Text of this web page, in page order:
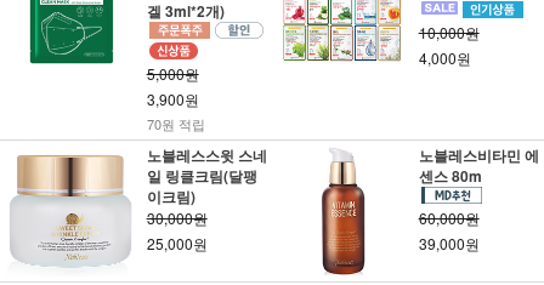
겔 3ml*2개)
5,000원
3,900원
70원 적립
10,000원
4,000원
노블레스스윗 스네
일 링클크림(달팽
이크림)
30,000원
25,000원
노블레스비타민 에
센스 80m
60,000원
39,000원